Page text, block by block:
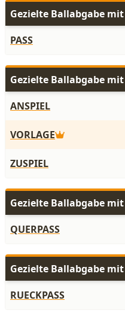
Gezielte Ballabgabe
PASS
Gezielte Ballabgabe
ANSPIEL
VORLAGE
ZUSPIEL
Gezielte Ballabgabe
QUERPASS
Gezielte Ballabgabe
RUECKPASS